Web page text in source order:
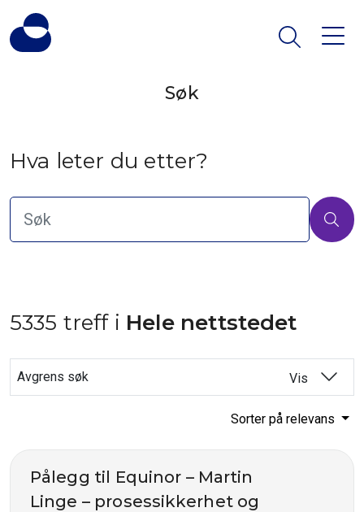
Søk
Hva leter du etter?
5335 treff i Hele nettstedet
Avgrens søk Vis
Sorter på relevans
Pålegg til Equinor – Martin
Linge – prosessikkerhet og